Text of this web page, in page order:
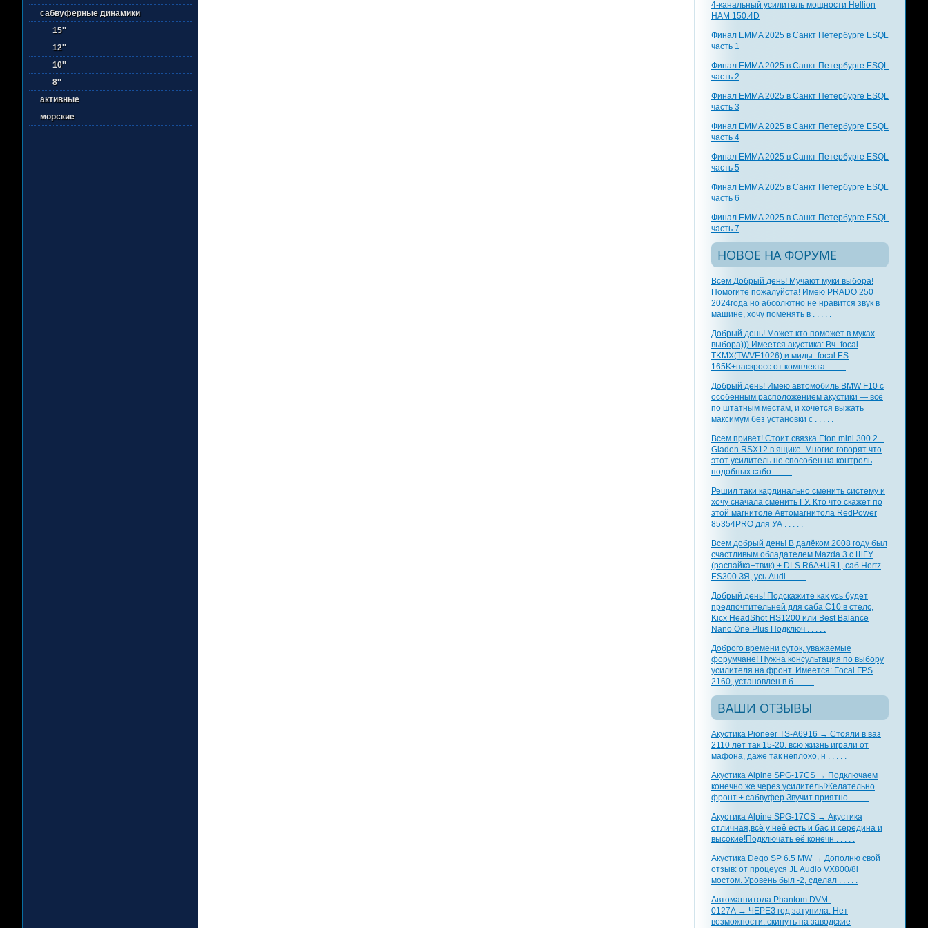
сабвуферные динамики
15''
12''
10''
8''
активные
морские
4-канальный усилитель мощности Hellion
HAM 150.4D
Финал EMMA 2025 в Санкт Петербурге ESQL
часть 1
Финал EMMA 2025 в Санкт Петербурге ESQL
часть 2
Финал EMMA 2025 в Санкт Петербурге ESQL
часть 3
Финал EMMA 2025 в Санкт Петербурге ESQL
часть 4
Финал EMMA 2025 в Санкт Петербурге ESQL
часть 5
Финал EMMA 2025 в Санкт Петербурге ESQL
часть 6
Финал EMMA 2025 в Санкт Петербурге ESQL
часть 7
НОВОЕ НА ФОРУМЕ
Всем Добрый день! Мучают муки выбора!
Помогите пожалуйста! Имею PRADO 250
2024года но абсолютно не нравится звук в
машине, хочу поменять в . . . . .
Добрый день! Может кто поможет в муках
выбора))) Имеется акустика: Вч -focal
TKMX(TWVE1026) и миды -focal ES
165K+паскросс от комплекта . . . . .
Добрый день! Имею автомобиль BMW F10 с
особенным расположением акустики — всё
по штатным местам, и хочется выжать
максимум без установки с . . . . .
Всем привет! Стоит связка Eton mini 300.2 +
Gladen RSX12 в ящике. Многие говорят что
этот усилитель не способен на контроль
подобных сабо . . . . .
Решил таки кардинально сменить систему и
хочу сначала сменить ГУ. Кто что скажет по
этой магнитоле Автомагнитола RedPower
85354PRO для УА . . . . .
Всем добрый день! В далёком 2008 году был
счастливым обладателем Mazda 3 с ШГУ
(распайка+твик) + DLS R6A+UR1, саб Hertz
ES300 ЗЯ, усь Audi . . . . .
Добрый день! Подскажите как усь будет
предпочтительней для саба С10 в стелс,
Kicx HeadShot HS1200 или Best Balance
Nano One Plus Подключ . . . . .
Доброго времени суток, уважаемые
форумчане! Нужна консультация по выбору
усилителя на фронт. Имеется: Focal FPS
2160, установлен в б . . . . .
ВАШИ ОТЗЫВЫ
Акустика Pioneer TS-A6916 → Стояли в ваз
2110 лет так 15-20. всю жизнь играли от
мафона, даже так неплохо, н . . . . .
Акустика Alpine SPG-17CS → Подключаем
конечно же через усилитель!Желательно
фронт + сабвуфер.Звучит приятно . . . . .
Акустика Alpine SPG-17CS → Акустика
отличная,всё у неё есть и бас и середина и
высокие!Подключать её конечн . . . . .
Акустика Dego SP 6.5 MW → Дополню свой
отзыв: от процеуся JL Audio VX800/8i
мостом. Уровень был -2, сделал . . . . .
Автомагнитола Phantom DVM-
0127A → ЧЕРЕЗ год затупила. Нет
возможности. скинуть на заводские